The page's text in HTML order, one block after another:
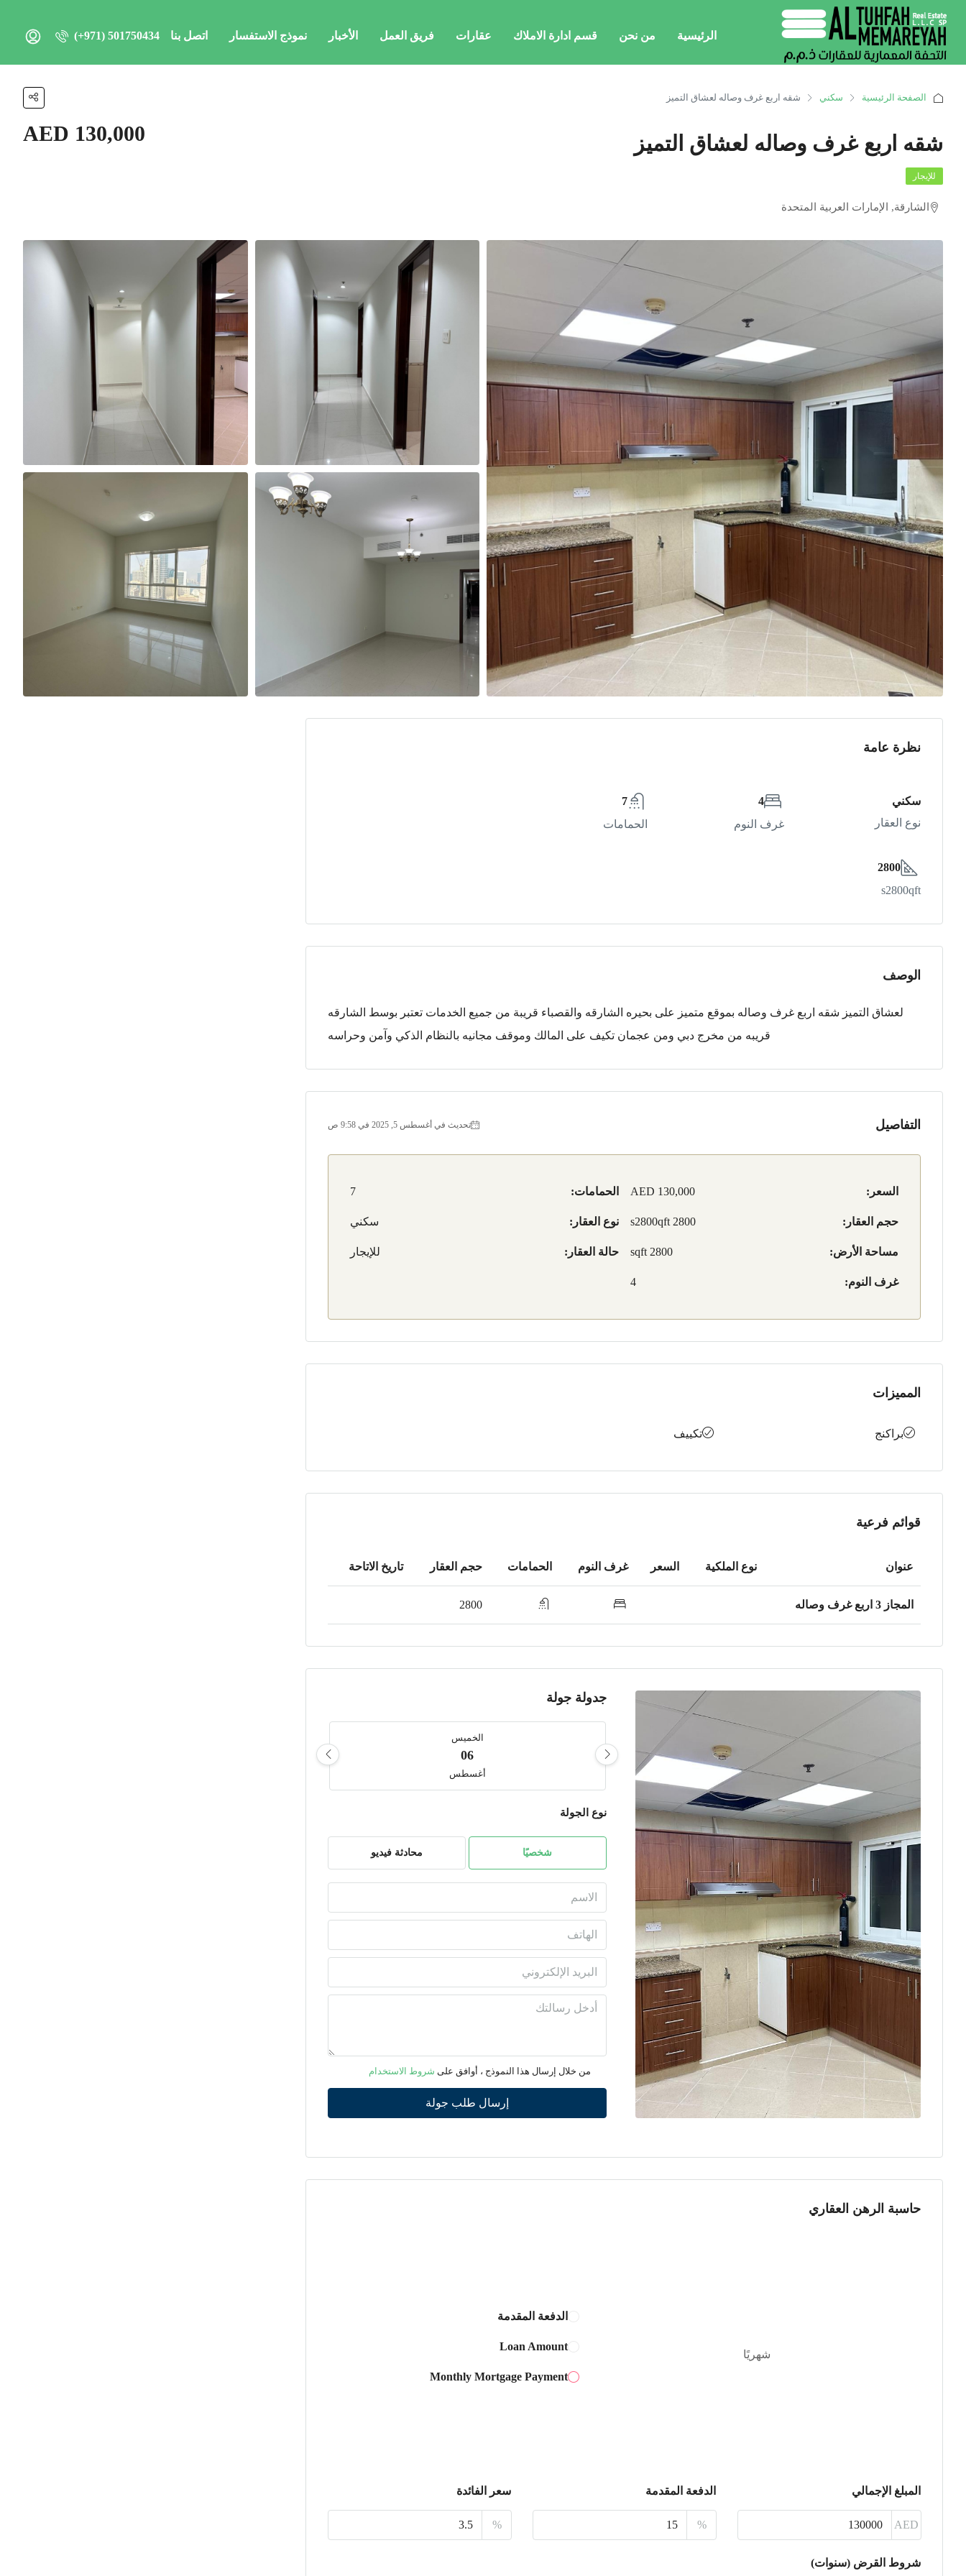
الرئيسية من نحن قسم ادارة الاملاك عقارات فريق العمل الأخبار نموذج الاستفسار اتصل بنا (+971) 501750434
الصفحة الرئيسية سكني شقه اربع غرف وصاله لعشاق التميز
شقه اربع غرف وصاله لعشاق التميز AED 130,000
للإيجار
الشارقة, الإمارات العربية المتحدة
نظرة عامة
سكني
نوع العقار
4
غرف النوم
7
الحمامات
2800
s2800qft
الوصف
لعشاق التميز شقه اربع غرف وصاله بموقع متميز على بحيره الشارقه والقصباء قريبة من جميع الخدمات تعتبر بوسط الشارقه
قريبه من مخرج دبي ومن عجمان تكيف على المالك وموقف مجانيه بالنظام الذكي وآمن وحراسه
التفاصيل تحديث في أغسطس 5, 2025 في 9:58 ص
السعر: AED 130,000
حجم العقار: 2800 s2800qft
مساحة الأرض: 2800 sqft
غرف النوم: 4
الحمامات: 7
نوع العقار: سكني
حالة العقار: للإيجار
المميزات
براكنج تكييف
قوائم فرعية
عنوان نوع الملكية السعر غرف النوم الحمامات حجم العقار تاريخ الاتاحة
المجاز 3 اربع غرف وصاله 2800
جدولة جولة
الخميس
06
أغسطس
09
10
أغسطس
الثلاثاء
أغسطس
أغسطس
16
نوع الجولة
شخصيًا محادثة فيديو
من خلال إرسال هذا النموذج ، أوافق على شروط الاستخدام
إرسال طلب جولة
حاسبة الرهن العقاري
شهريًا
الدفعة المقدمة
Loan Amount
Monthly Mortgage Payment
المبلغ الإجمالي
AED
الدفعة المقدمة
%
سعر الفائدة
%
شروط القرض (سنوات)